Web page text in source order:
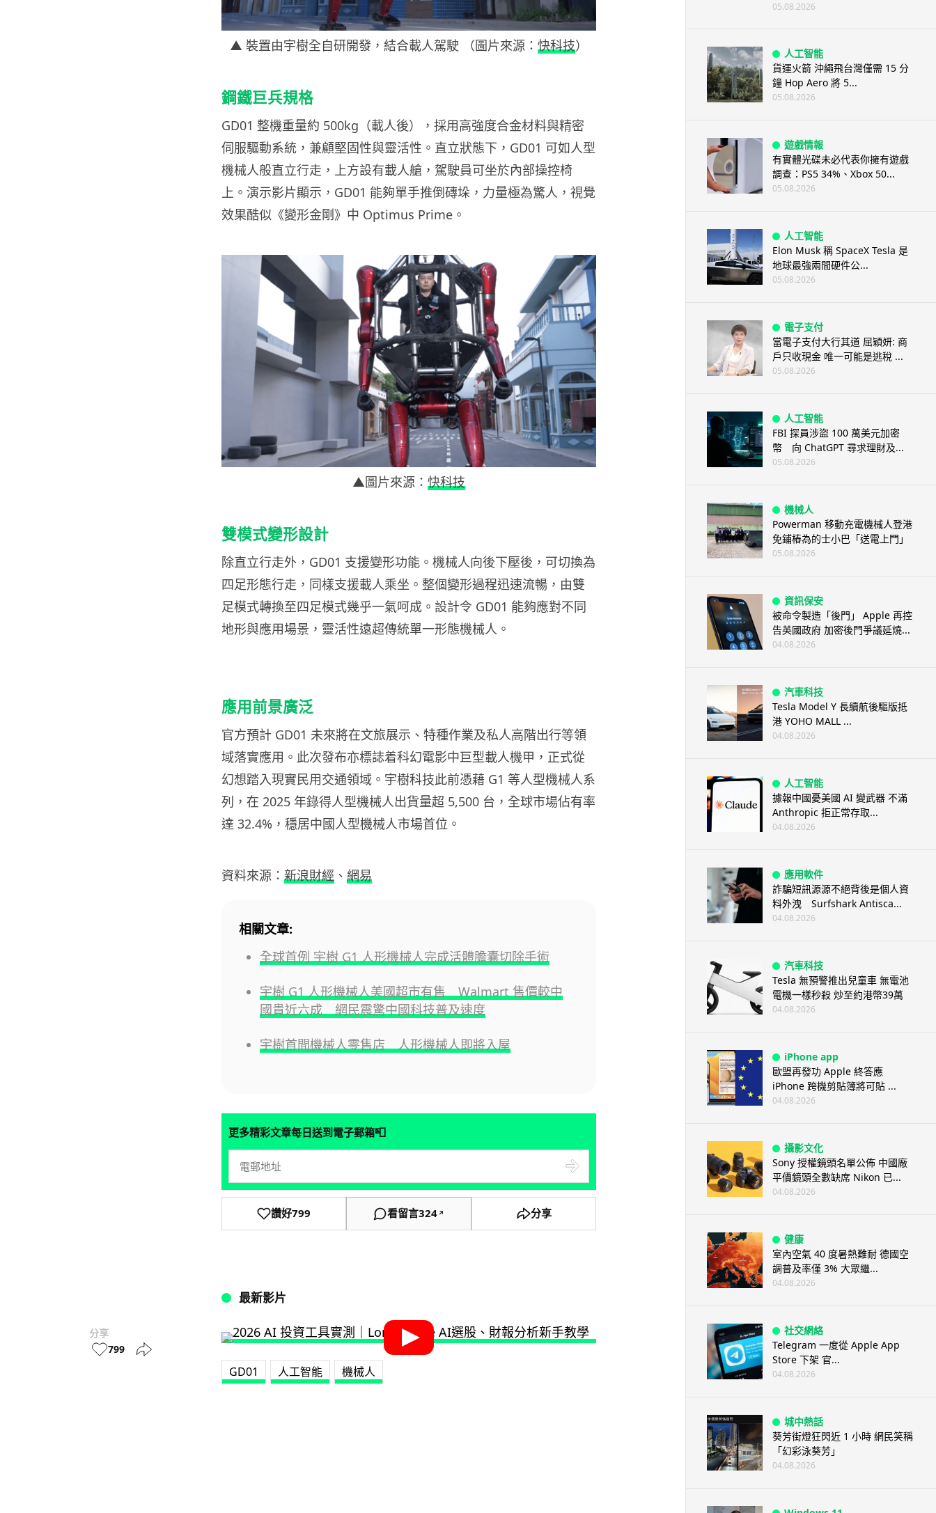
分享
799
▲ 裝置由宇樹全自研開發，結合載人駕駛 （圖片來源： 快科技）
鋼鐵巨兵規格
GD01 整機重量約 500kg（載人後），採用高強度合金材料與精密
伺服驅動系統，兼顧堅固性與靈活性。直立狀態下，GD01 可如人型
機械人般直立行走，上方設有載人艙，駕駛員可坐於內部操控椅
上。演示影片顯示，GD01 能夠單手推倒磚垛，力量極為驚人，視覺
效果酷似《變形金剛》中 Optimus Prime。
▲圖片來源： 快科技
雙模式變形設計
除直立行走外，GD01 支援變形功能。機械人向後下壓後，可切換為
四足形態行走，同樣支援載人乘坐。整個變形過程迅速流暢，由雙
足模式轉換至四足模式幾乎一氣呵成。設計令 GD01 能夠應對不同
地形與應用場景，靈活性遠超傳統單一形態機械人。
應用前景廣泛
官方預計 GD01 未來將在文旅展示、特種作業及私人高階出行等領
域落實應用。此次發布亦標誌着科幻電影中巨型載人機甲，正式從
幻想踏入現實民用交通領域。宇樹科技此前憑藉 G1 等人型機械人系
列，在 2025 年錄得人型機械人出貨量超 5,500 台，全球市場佔有率
達 32.4%，穩居中國人型機械人市場首位。
資料來源： 新浪財經 、 網易
相關文章:
全球首例 宇樹 G1 人形機械人完成活體膽囊切除手術
宇樹 G1 人形機械人美國超市有售 Walmart 售價較中
國貴近六成 網民震驚中國科技普及速度
宇樹首間機械人零售店 人形機械人即將入屋
更多精彩文章每日送到電子郵箱📮
讚好799 看留言324 ↗ 分享
最新影片
GD01 人工智能 機械人
05.08.2026
人工智能
貨運火箭 沖繩飛台灣僅需 15 分
鐘 Hop Aero 將 5...
05.08.2026
遊戲情報
有實體光碟未必代表你擁有遊戲
調查：PS5 34%、Xbox 50...
05.08.2026
人工智能
Elon Musk 稱 SpaceX Tesla 是
地球最強兩間硬件公...
05.08.2026
電子支付
當電子支付大行其道 屈穎妍: 商
戶只收現金 唯一可能是逃稅 ...
05.08.2026
人工智能
FBI 探員涉盜 100 萬美元加密
幣 向 ChatGPT 尋求理財及...
05.08.2026
機械人
Powerman 移動充電機械人登港
免鋪樁為的士小巴「送電上門」
05.08.2026
資訊保安
被命令製造「後門」 Apple 再控
告英國政府 加密後門爭議延燒...
04.08.2026
汽車科技
Tesla Model Y 長續航後驅版抵
港 YOHO MALL ...
04.08.2026
人工智能
據報中國憂美國 AI 變武器 不滿
Anthropic 拒正常存取...
04.08.2026
應用軟件
詐騙短訊源源不絕背後是個人資
料外洩 Surfshark Antisca...
04.08.2026
汽車科技
Tesla 無預警推出兒童車 無電池
電機一樣秒殺 炒至約港幣39萬
04.08.2026
iPhone app
歐盟再發功 Apple 終答應
iPhone 跨機剪貼簿將可貼 ...
04.08.2026
攝影文化
Sony 授權鏡頭名單公佈 中國廠
平價鏡頭全數缺席 Nikon 已...
04.08.2026
健康
室內空氣 40 度暑熱難耐 德國空
調普及率僅 3% 大眾繼...
04.08.2026
社交網絡
Telegram 一度從 Apple App
Store 下架 官...
04.08.2026
城中熱話
葵芳街燈狂閃近 1 小時 網民笑稱
「幻彩泳葵芳」
04.08.2026